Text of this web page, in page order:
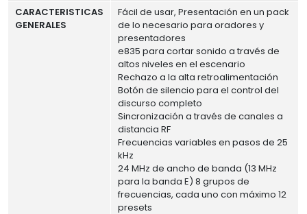
CARACTERISTICAS
GENERALES
Fácil de usar, Presentación en un pack
de lo necesario para oradores y
presentadores
e835 para cortar sonido a través de
altos niveles en el escenario
Rechazo a la alta retroalimentación
Botón de silencio para el control del
discurso completo
Sincronización a través de canales a
distancia RF
Frecuencias variables en pasos de 25
kHz
24 MHz de ancho de banda (13 MHz
para la banda E) 8 grupos de
frecuencias, cada uno con máximo 12
presets